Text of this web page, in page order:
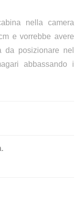
nella camera
e vorrebbe avere
da posizionare nel
abbassando i